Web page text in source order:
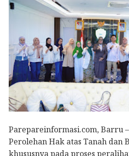
Parepareinformasi.com, Barru
Perolehan Hak atas Tanah dan
khususnya pada proses